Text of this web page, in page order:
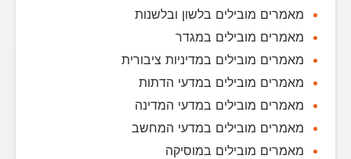
מאמרים מובילים בלשון ובלשנות
מאמרים מובילים במגדר
מאמרים מובילים במדיניות ציבורית
מאמרים מובילים במדעי הדתות
מאמרים מובילים במדעי המדינה
מאמרים מובילים במדעי המחשב
מאמרים מובילים במוסיקה